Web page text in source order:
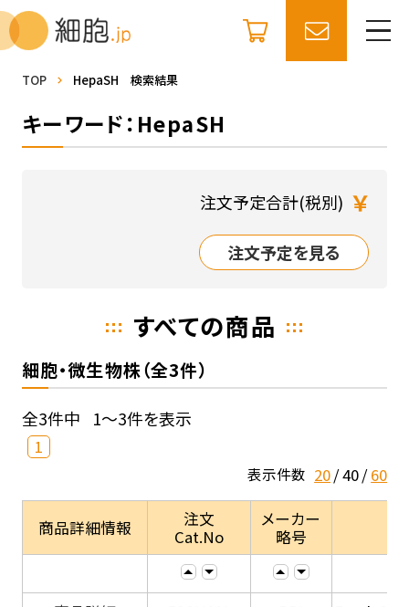
TOP HepaSH 検索結果
キーワード：HepaSH
注文予定合計(税別) ￥
注文予定を見る
すべての商品
細胞・微生物株（全3件）
全3件中 1～3件を表示
1
表示件数 20 40 60
商品詳細情報
注文
Cat.No
メーカー
略号